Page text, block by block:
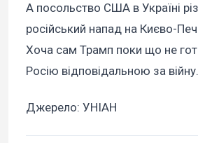
А посольство США в Україні
російський напад на Києво-
Хоча сам Трамп поки що не
Росію відповідальною за війну.
Джерело: УНІАН